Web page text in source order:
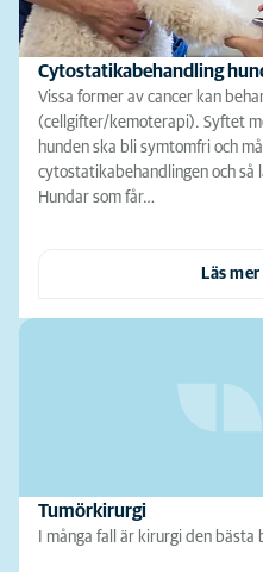
Cytostatikabehandling
Vissa former av cancer kan
(cellgifter/kemoterapi). Syftet
hunden ska bli symtomfri och
cytostatikabehandlingen och så
Hundar som får…
Läs
Tumörkirurgi
I många fall är kirurgi den